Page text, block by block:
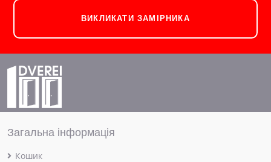
ВИКЛИКАТИ ЗАМІРНИКА
Загальна інформація
Кошик